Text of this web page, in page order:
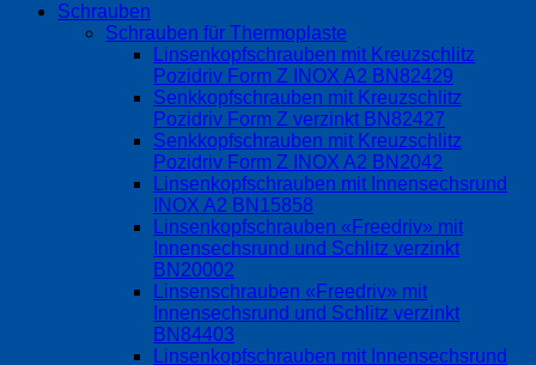
Schrauben
Schrauben für Thermoplaste
Linsenkopfschrauben mit Kreuzschlitz
Pozidriv Form Z INOX A2 BN82429
Senkkopfschrauben mit Kreuzschlitz
Pozidriv Form Z verzinkt BN82427
Senkkopfschrauben mit Kreuzschlitz
Pozidriv Form Z INOX A2 BN2042
Linsenkopfschrauben mit Innensechsrund
INOX A2 BN15858
Linsenkopfschrauben «Freedriv» mit
Innensechsrund und Schlitz verzinkt
BN20002
Linsenschrauben «Freedriv» mit
Innensechsrund und Schlitz verzinkt
BN84403
Linsenkopfschrauben mit Innensechsrund